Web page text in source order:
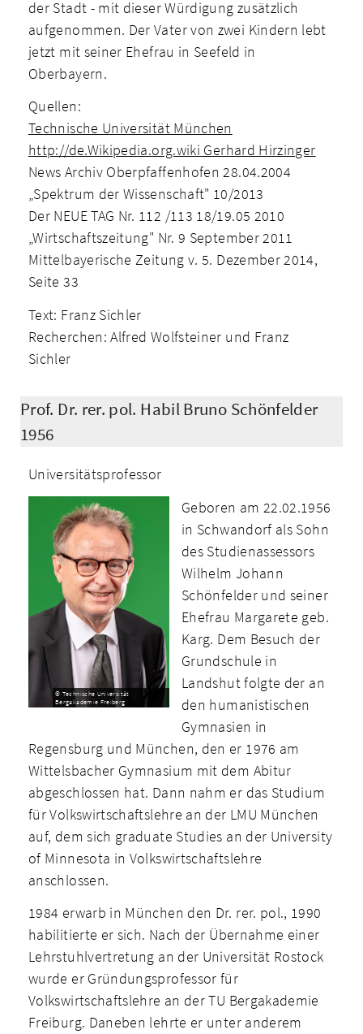
der Stadt - mit dieser Würdigung zusätzlich
aufgenommen. Der Vater von zwei Kindern lebt
jetzt mit seiner Ehefrau in Seefeld in
Oberbayern.
Quellen:
Technische Universität München
http://de.Wikipedia.org.wiki Gerhard Hirzinger
News Archiv Oberpfaffenhofen 28.04.2004
„Spektrum der Wissenschaft" 10/2013
Der NEUE TAG Nr. 112 /113 18/19.05 2010
„Wirtschaftszeitung" Nr. 9 September 2011
Mittelbayerische Zeitung v. 5. Dezember 2014,
Seite 33
Text: Franz Sichler
Recherchen: Alfred Wolfsteiner und Franz
Sichler
Prof. Dr. rer. pol. Habil Bruno Schönfelder
1956
Universitätsprofessor
© Technische Universität
Bergakademie Freiberg
Geboren am 22.02.1956
in Schwandorf als Sohn
des Studienassessors
Wilhelm Johann
Schönfelder und seiner
Ehefrau Margarete geb.
Karg. Dem Besuch der
Grundschule in
Landshut folgte der an
den humanistischen
Gymnasien in
Regensburg und München, den er 1976 am
Wittelsbacher Gymnasium mit dem Abitur
abgeschlossen hat. Dann nahm er das Studium
für Volkswirtschaftslehre an der LMU München
auf, dem sich graduate Studies an der University
of Minnesota in Volkswirtschaftslehre
anschlossen.
1984 erwarb in München den Dr. rer. pol., 1990
habilitierte er sich. Nach der Übernahme einer
Lehrstuhlvertretung an der Universität Rostock
wurde er Gründungsprofessor für
Volkswirtschaftslehre an der TU Bergakademie
Freiburg. Daneben lehrte er unter anderem